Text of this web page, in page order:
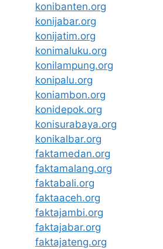
konibanten.org
konijabar.org
konijatim.org
konimaluku.org
konilampung.org
konipalu.org
koniambon.org
konidepok.org
konisurabaya.org
konikalbar.org
faktamedan.org
faktamalang.org
faktabali.org
faktaaceh.org
faktajambi.org
faktajabar.org
faktajateng.org